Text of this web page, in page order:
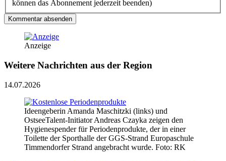
können das Abonnement jederzeit beenden)
Kommentar absenden
Anzeige
Weitere Nachrichten aus der Region
14.07.2026
Ideengeberin Amanda Maschitzki (links) und
OstseeTalent-Initiator Andreas Czayka zeigen den
Hygienespender für Periodenprodukte, der in einer
Toilette der Sporthalle der GGS-Strand Europaschule
Timmendorfer Strand angebracht wurde. Foto: RK